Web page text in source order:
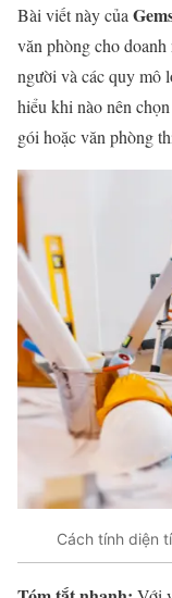
Bài viết này của
văn phòng cho
người và các quy mô
hiểu khi nào nên
gói hoặc văn phòng
Cách tính diện